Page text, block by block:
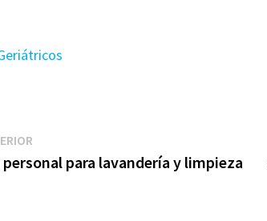
anterior:
personal para lavandería y limpieza